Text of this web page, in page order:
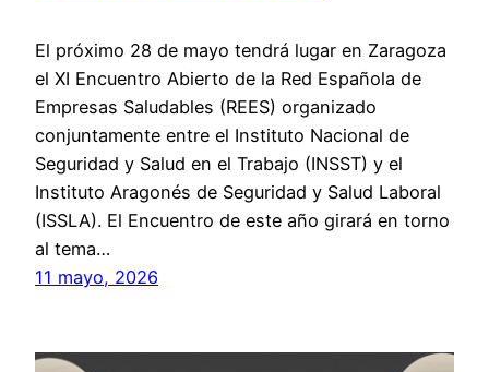
El próximo 28 de mayo tendrá lugar en Zaragoza
el XI Encuentro Abierto de la Red Española de
Empresas Saludables (REES) organizado
conjuntamente entre el Instituto Nacional de
Seguridad y Salud en el Trabajo (INSST) y el
Instituto Aragonés de Seguridad y Salud Laboral
(ISSLA). El Encuentro de este año girará en torno
al tema…
11 mayo, 2026